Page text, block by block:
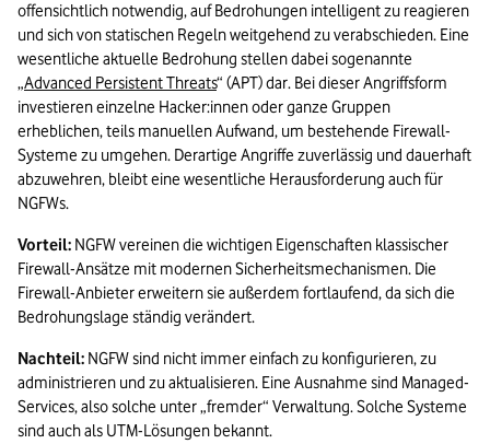
offensichtlich notwendig, auf Bedrohungen intelligent zu reagieren
und sich von statischen Regeln weitgehend zu verabschieden. Eine
wesentliche aktuelle Bedrohung stellen dabei sogenannte
„Advanced Persistent Threats“ (APT) dar. Bei dieser Angriffsform
investieren einzelne Hacker:innen oder ganze Gruppen
erheblichen, teils manuellen Aufwand, um bestehende Firewall-
Systeme zu umgehen. Derartige Angriffe zuverlässig und dauerhaft
abzuwehren, bleibt eine wesentliche Herausforderung auch für
NGFWs.
Vorteil: NGFW vereinen die wichtigen Eigenschaften klassischer
Firewall-Ansätze mit modernen Sicherheitsmechanismen. Die
Firewall-Anbieter erweitern sie außerdem fortlaufend, da sich die
Bedrohungslage ständig verändert.
Nachteil: NGFW sind nicht immer einfach zu konfigurieren, zu
administrieren und zu aktualisieren. Eine Ausnahme sind Managed-
Services, also solche unter „fremder“ Verwaltung. Solche Systeme
sind auch als UTM-Lösungen bekannt.